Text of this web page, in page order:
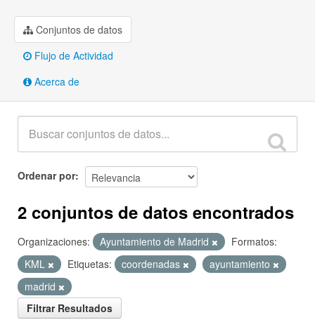
Conjuntos de datos
Flujo de Actividad
Acerca de
Ordenar por
2 conjuntos de datos encontrados
Organizaciones: Ayuntamiento de Madrid
Formatos:
KML
Etiquetas: coordenadas
ayuntamiento
madrid
Filtrar Resultados